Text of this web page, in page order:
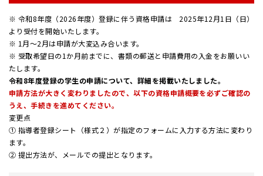
※ 令和8年度（2026年度）登録に伴う資格申請は 2025年12月1日（日）
より受付を開始いたします。
※ 1月～2月は申請が大変込み合います。
※ 受取希望日の1か月前までに、書類の郵送と申請費用の入金をお願いい
たします。
令和8年度登録の学生の申請について、詳細を掲載いたしました。
申請方法が大きく変わりましたので、以下の資格申請概要を必ずご確認の
うえ、手続きを進めてください。
変更点
① 指導者登録シート（様式２）が指定のフォームに入力する方法に変わり
ます。
② 提出方法が、メールでの提出となります。